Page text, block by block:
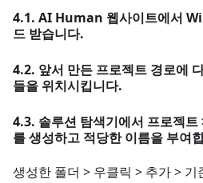
4.1. AI Human 웹사이트에서
드 받습니다.
4.2. 앞서 만든 프로젝트 경로에
들을 위치시킵니다.
4.3. 솔루션 탐색기에서 프로젝트
를 생성하고 적당한 이름을 부여
생성한 폴더 > 우클릭 > 추가 >